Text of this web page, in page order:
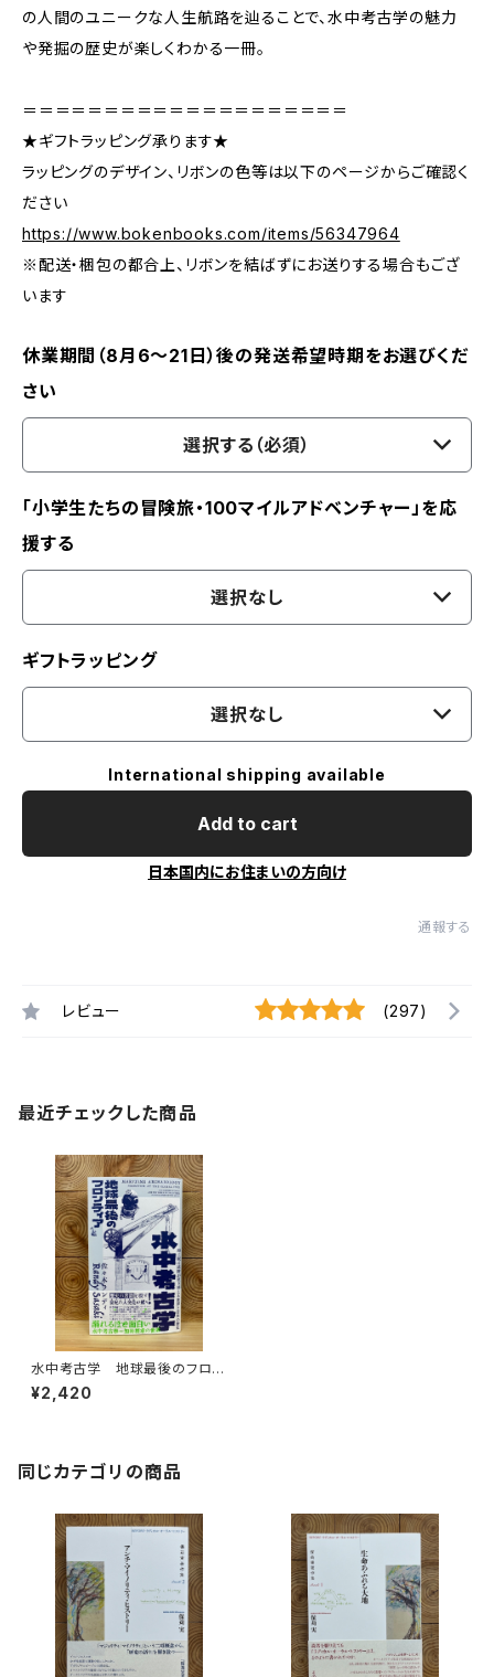
の人間のユニークな人生航路を辿ることで、水中考古学の魅力
や発掘の歴史が楽しくわかる一冊。
＝＝＝＝＝＝＝＝＝＝＝＝＝＝＝＝＝＝＝＝
★ギフトラッピング承ります★
ラッピングのデザイン、リボンの色等は以下のページからご確認く
ださい
https://www.bokenbooks.com/items/56347964
※配送・梱包の都合上、リボンを結ばずにお送りする場合もござ
います
休業期間（8月6〜21日）後の発送希望時期をお選びくだ
さい
選択する（必須）
「小学生たちの冒険旅・100マイルアドベンチャー」を応
援する
選択なし
ギフトラッピング
選択なし
International shipping available
Add to cart
日本国内にお住まいの方向け
通報する
レビュー (297)
最近チェックした商品
水中考古学 地球最後のフロン
ティア
¥2,420
同じカテゴリの商品